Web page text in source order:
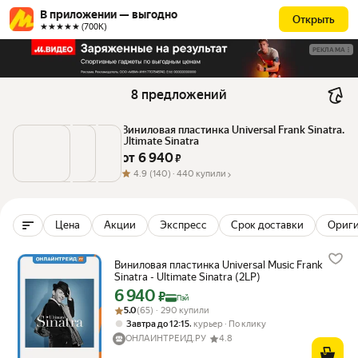
В приложении — выгодно
★★★★★ (700К)
Открыть
РЕКЛАМА
8 предложений
Виниловая пластинка Universal Frank Sinatra.
Ultimate Sinatra
от 6 940 ₽
4.9 (140) · 440 купили
Цена Акции Экспресс Срок доставки
Виниловая пластинка Universal Music Frank
Sinatra - Ultimate Sinatra (2LP)
Цена с картой Яндекс Пэй 6940 ₽ вместо
6 940 ₽ Пэй
Рейтинг товара: 5.0 из 5
Оценок: (65) · 290 купили
5.0(65) · 290 купили
Завтра до 12:15, курьер
По клику
ОНЛАЙНТРЕЙД.РУ
4.8